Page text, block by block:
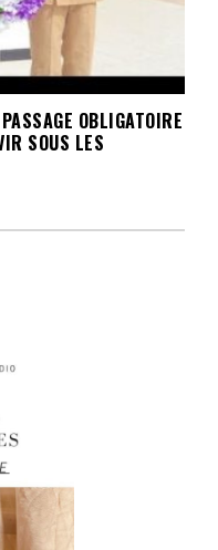
OBLIGATOIRE
SOUS LES